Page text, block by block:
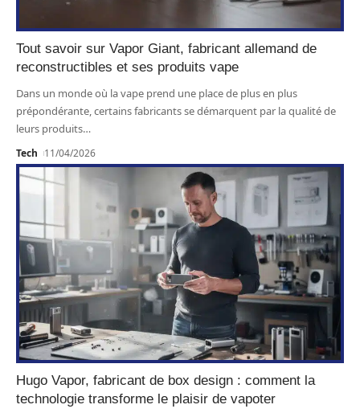
Tout savoir sur Vapor Giant, fabricant allemand de
reconstructibles et ses produits vape
Dans un monde où la vape prend une place de plus en plus
prépondérante, certains fabricants se démarquent par la qualité de
leurs produits…
Tech 11/04/2026
Hugo Vapor, fabricant de box design : comment la
technologie transforme le plaisir de vapoter